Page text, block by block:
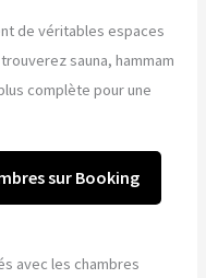
de véritables espaces
sauna, hammam
complète pour une
sur Booking
avec les chambres